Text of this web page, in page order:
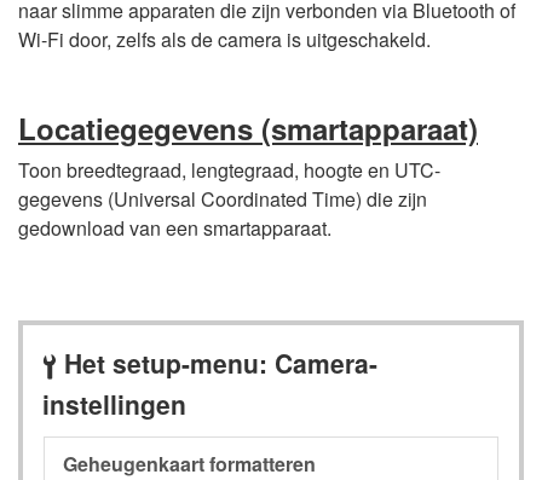
naar slimme apparaten die zijn verbonden via Bluetooth of
Wi-Fi door, zelfs als de camera is uitgeschakeld.
Locatiegegevens (smartapparaat)
Toon breedtegraad, lengtegraad, hoogte en UTC-
gegevens (Universal Coordinated Time) die zijn
gedownload van een smartapparaat.
B Het setup-menu: Camera-
instellingen
Geheugenkaart formatteren